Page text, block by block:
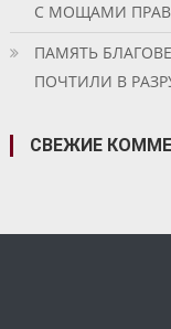
С МОЩАМИ
ПАМЯТЬ
ПОЧТИЛИ В
СВЕЖИЕ